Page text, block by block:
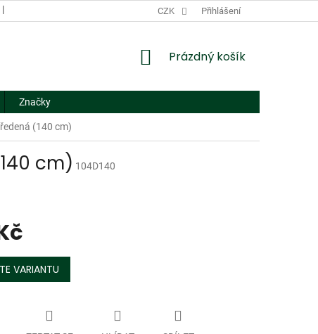
NÁHRADNÍ PLNĚNÍ
CZK Přihlášení
NÁKUPNÍ
Prázdný košík
Značky
(140 cm)
cm) 104D140
VARIANTU